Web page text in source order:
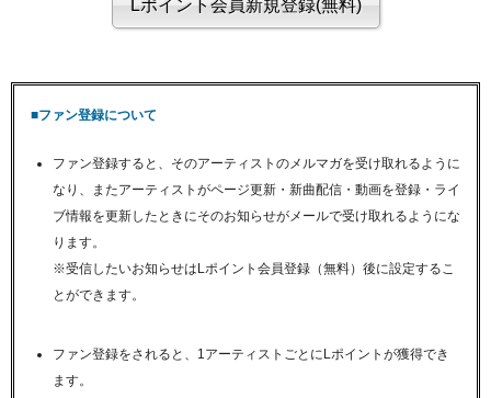
■ファン登録について
ファン登録すると、そのアーティストのメルマガを受け取れるように
なり、またアーティストがページ更新・新曲配信・動画を登録・ライ
ブ情報を更新したときにそのお知らせがメールで受け取れるようにな
ります。
※受信したいお知らせはLポイント会員登録（無料）後に設定するこ
とができます。
ファン登録をされると、1アーティストごとにLポイントが獲得でき
ます。